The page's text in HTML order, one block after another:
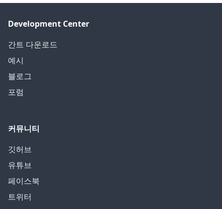
Development Center
간트 다운로드
예시
블로그
포럼
커뮤니티
깃허브
유튜브
페이스북
트위터